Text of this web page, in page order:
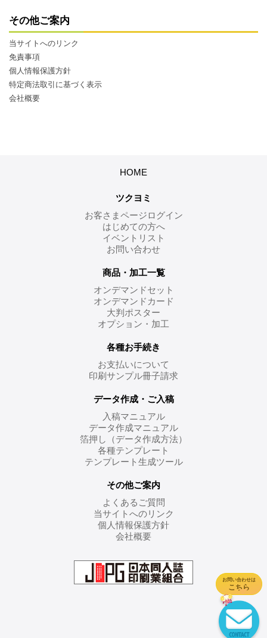
その他ご案内
当サイトへのリンク
免責事項
個人情報保護方針
特定商法取引に基づく表示
会社概要
HOME
ツクヨミ
お客さまページログイン
はじめての方へ
イベントリスト
お問い合わせ
商品・加工一覧
オンデマンドセット
オンデマンドカード
大判ポスター
オプション・加工
各種お手続き
お支払いについて
印刷サンプル冊子請求
データ作成・ご入稿
入稿マニュアル
データ作成マニュアル
箔押し（データ作成方法）
各種テンプレート
テンプレート生成ツール
その他ご案内
よくあるご質問
当サイトへのリンク
個人情報保護方針
会社概要
お問い合わせは
こちら